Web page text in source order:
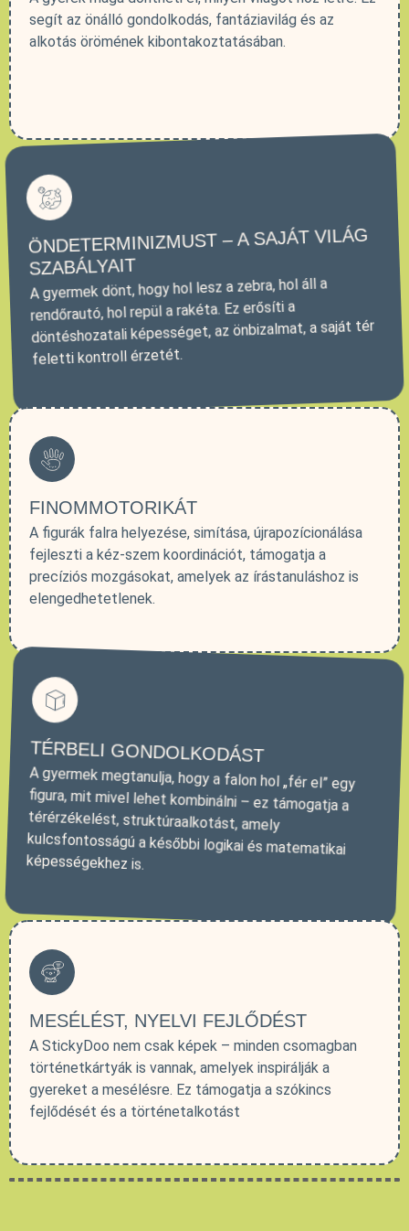
segít az önálló gondolkodás, fantáziavilág és az
alkotás örömének kibontakoztatásában.
ÖNDETERMINIZMUST – A SAJÁT VILÁG
SZABÁLYAIT
A gyermek dönt, hogy hol lesz a zebra, hol áll a
rendőrautó, hol repül a rakéta. Ez erősíti a
döntéshozatali képességet, az önbizalmat, a saját tér
feletti kontroll érzetét.
FINOMMOTORIKÁT
A figurák falra helyezése, simítása, újrapozícionálása
fejleszti a kéz-szem koordinációt, támogatja a
precíziós mozgásokat, amelyek az írástanuláshoz is
elengedhetetlenek.
TÉRBELI GONDOLKODÁST
A gyermek megtanulja, hogy a falon hol „fér el” egy
figura, mit mivel lehet kombinálni – ez támogatja a
térérzékelést, struktúraalkotást, amely
kulcsfontosságú a későbbi logikai és matematikai
képességekhez is.
MESÉLÉST, NYELVI FEJLŐDÉST
A StickyDoo nem csak képek – minden csomagban
történetkártyák is vannak, amelyek inspirálják a
gyereket a mesélésre. Ez támogatja a szókincs
fejlődését és a történetalkotást